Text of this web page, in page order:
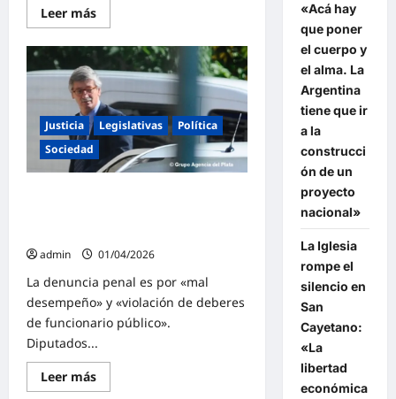
Leer másLee
más
La
querella
solicitó
el
llamado
a
indagatoria
de
Javier
Milei
en
dedos
pegados»
Justicia Legislativas
Política
Sociedad
admin
01/04/2026
La denuncia penal es por «mal
desempeño» y «violación de deberes
de funcionario público».
Diputados...
Leer másLee
más
«Acá hay
que poner
el cuerpo y
el alma. La
Argentina
tiene que ir
a la
construcci
ón de un
proyecto
nacional»
La Iglesia
rompe el
silencio en
San
Cayetano:
«La
libertad
económica